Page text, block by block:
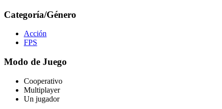
Categoría/Género
Acción
FPS
Modo de Juego
Cooperativo
Multiplayer
Un jugador